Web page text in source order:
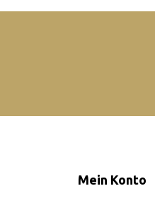
Mein Konto